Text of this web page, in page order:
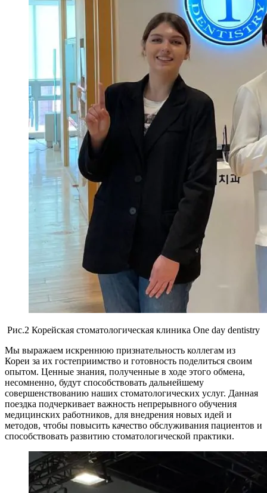
Рис.2 Корейская стоматологическая клиника Оne day dentistry
Мы выражаем искреннюю признательность коллегам из
Кореи за их гостеприимство и готовность поделиться своим
опытом. Ценные знания, полученные в ходе этого обмена,
несомненно, будут способствовать дальнейшему
совершенствованию наших стоматологических услуг. Данная
поездка подчеркивает важность непрерывного обучения
медицинских работников, для внедрения новых идей и
методов, чтобы повысить качество обслуживания пациентов и
способствовать развитию стоматологической практики.